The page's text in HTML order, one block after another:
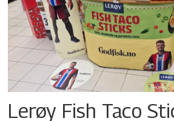
Lerøy Fish Taco